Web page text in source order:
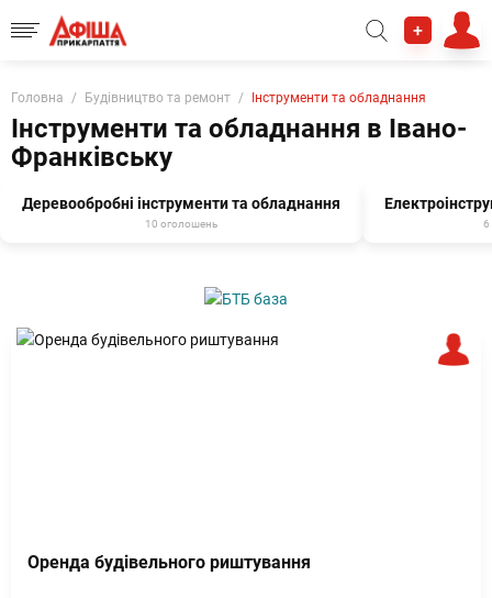
+
Головна Будівництво та ремонт Інструменти та обладнання
Інструменти та обладнання в Івано-
Франківську
Деревообробні інструменти та обладнання
10 оголошень 6
Оренда будівельного риштування